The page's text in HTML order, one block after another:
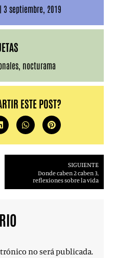
| 3 septiembre, 2019
nocturama
ESTE POST?
SIGUIENTE
Donde caben 2 caben 3,
reflexiones sobre la vida
no será publicada.